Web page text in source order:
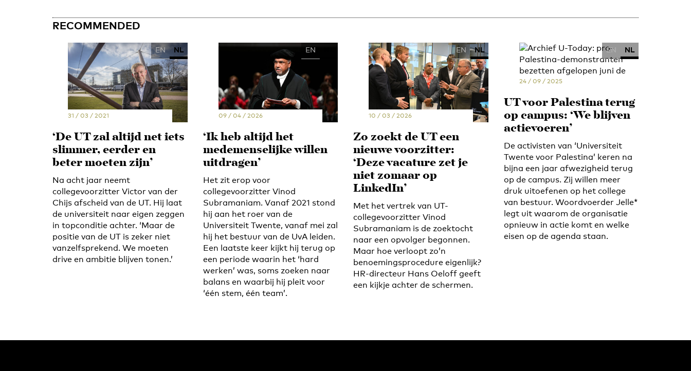
RECOMMENDED
EN NL
31 / 03 / 2021
‘De UT zal altijd net iets
slimmer, eerder en
beter moeten zijn’
Na acht jaar neemt
collegevoorzitter Victor van der
Chijs afscheid van de UT. Hij laat
de universiteit naar eigen zeggen
in topconditie achter. ‘Maar de
positie van de UT is zeker niet
vanzelfsprekend. We moeten
drive en ambitie blijven tonen.’
EN
09 / 04 / 2026
‘Ik heb altijd het
medemenselijke willen
uitdragen’
Het zit erop voor
collegevoorzitter Vinod
Subramaniam. Vanaf 2021 stond
hij aan het roer van de
Universiteit Twente, vanaf mei zal
hij het bestuur van de UvA leiden.
Een laatste keer kijkt hij terug op
een periode waarin het ‘hard
werken’ was, soms zoeken naar
balans en waarbij hij pleit voor
‘één stem, één team’.
EN NL
10 / 03 / 2026
Zo zoekt de UT een
nieuwe voorzitter:
‘Deze vacature zet je
niet zomaar op
LinkedIn’
Met het vertrek van UT-
collegevoorzitter Vinod
Subramaniam is de zoektocht
naar een opvolger begonnen.
Maar hoe verloopt zo’n
benoemingsprocedure eigenlijk?
HR-directeur Hans Oeloff geeft
een kijkje achter de schermen.
EN NL
24 / 09 / 2025
UT voor Palestina terug
op campus: ‘We blijven
actievoeren’
De activisten van ‘Universiteit
Twente voor Palestina’ keren na
bijna een jaar afwezigheid terug
op de campus. Zij willen meer
druk uitoefenen op het college
van bestuur. Woordvoerder Jelle*
legt uit waarom de organisatie
opnieuw in actie komt en welke
eisen op de agenda staan.